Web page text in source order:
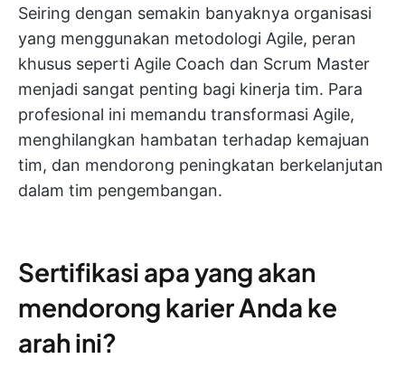
Seiring dengan semakin banyaknya organisasi
yang menggunakan metodologi Agile, peran
khusus seperti Agile Coach dan Scrum Master
menjadi sangat penting bagi kinerja tim. Para
profesional ini memandu transformasi Agile,
menghilangkan hambatan terhadap kemajuan
tim, dan mendorong peningkatan berkelanjutan
dalam tim pengembangan.
Sertifikasi apa yang akan
mendorong karier Anda ke
arah ini?